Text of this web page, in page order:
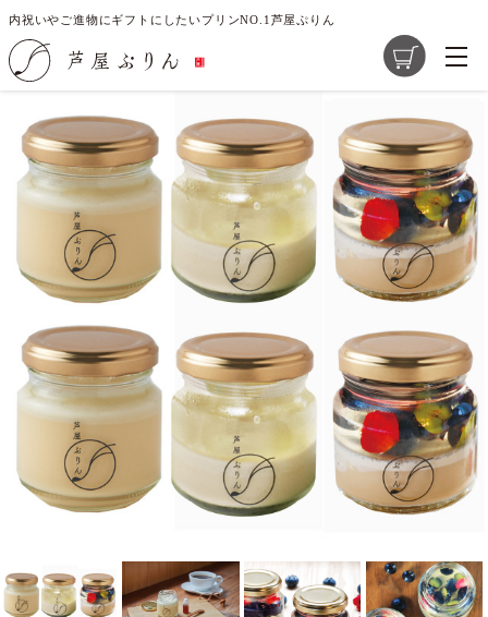
内祝いやご進物にギフトにしたいプリンNO.1芦屋ぷりん
商品一覧
芦屋ぷりんの想い
大切な素材選び
店舗紹介
求人情報
レシピ開発のご提案
お問い合わせ